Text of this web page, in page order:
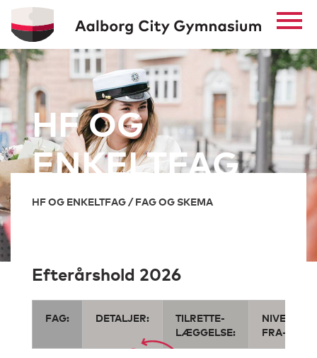
HF OG
ENKELTFAG
HF OG ENKELTFAG / FAG OG SKEMA
Efterårshold 2026
FAG: DETALJER:
TILRETTE-
LÆGGELSE:
NIVEAU
FRA-TIL: